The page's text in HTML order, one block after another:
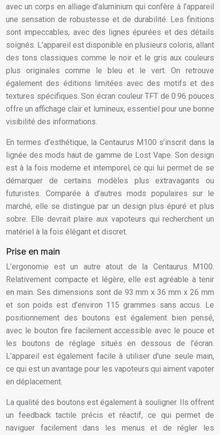
avec un corps en alliage d’aluminium qui confère à l’appareil
une sensation de robustesse et de durabilité. Les finitions
sont impeccables, avec des lignes épurées et des détails
soignés. L’appareil est disponible en plusieurs coloris, allant
des tons classiques comme le noir et le gris aux couleurs
plus originales comme le bleu et le vert. On retrouve
également des éditions limitées avec des motifs et des
textures spécifiques. Son écran couleur TFT de 0.96 pouces
offre un affichage clair et lumineux, essentiel pour une bonne
visibilité des informations.
En termes d’esthétique, la Centaurus M100 s’inscrit dans la
lignée des mods haut de gamme de Lost Vape. Son design
est à la fois moderne et intemporel, ce qui lui permet de se
démarquer de certains modèles plus extravagants ou
futuristes. Comparée à d’autres mods populaires sur le
marché, elle se distingue par un design plus épuré et plus
sobre. Elle devrait plaire aux vapoteurs qui recherchent un
matériel à la fois élégant et discret.
Prise en main
L’ergonomie est un autre atout de la Centaurus M100.
Relativement compacte et légère, elle est agréable à tenir
en main. Ses dimensions sont de 93 mm x 36 mm x 26 mm
et son poids est d’environ 115 grammes sans accus. Le
positionnement des boutons est également bien pensé,
avec le bouton fire facilement accessible avec le pouce et
les boutons de réglage situés en dessous de l’écran.
L’appareil est également facile à utiliser d’une seule main,
ce qui est un avantage pour les vapoteurs qui aiment vapoter
en déplacement.
La qualité des boutons est également à souligner. Ils offrent
un feedback tactile précis et réactif, ce qui permet de
naviguer facilement dans les menus et de régler les